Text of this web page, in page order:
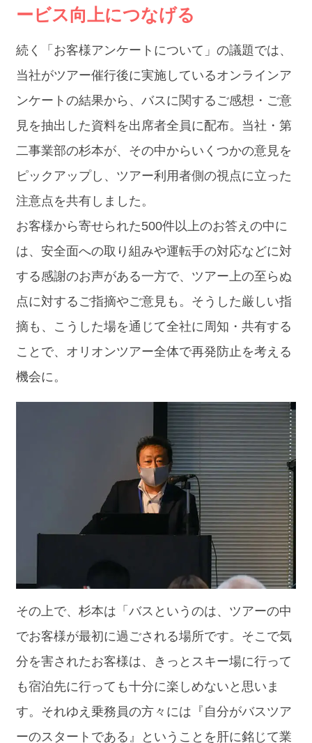
ービス向上につなげる
続く「お客様アンケートについて」の議題では、
当社がツアー催行後に実施しているオンラインア
ンケートの結果から、バスに関するご感想・ご意
見を抽出した資料を出席者全員に配布。当社・第
二事業部の杉本が、その中からいくつかの意見を
ピックアップし、ツアー利用者側の視点に立った
注意点を共有しました。
お客様から寄せられた500件以上のお答えの中に
は、安全面への取り組みや運転手の対応などに対
する感謝のお声がある一方で、ツアー上の至らぬ
点に対するご指摘やご意見も。そうした厳しい指
摘も、こうした場を通じて全社に周知・共有する
ことで、オリオンツアー全体で再発防止を考える
機会に。
その上で、杉本は「バスというのは、ツアーの中
でお客様が最初に過ごされる場所です。そこで気
分を害されたお客様は、きっとスキー場に行って
も宿泊先に行っても十分に楽しめないと思いま
す。それゆえ乗務員の方々には『自分がバスツア
ーのスタートである』ということを肝に銘じて業